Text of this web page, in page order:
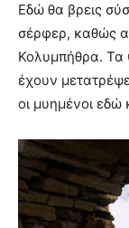
Εδώ θα βρεις
σέρφερ, καθώς
Κολυμπήθρα. Τα
έχουν
οι μυημένοι εδώ